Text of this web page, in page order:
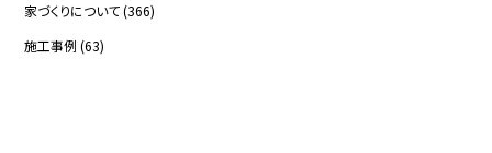
家づくりについて(366)
施工事例 (63)